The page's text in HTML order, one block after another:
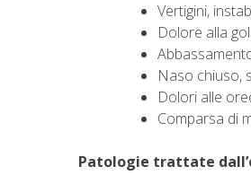
Vertigini,
Dolore alla
Naso chiuso,
Dolori alle
Comparsa di
Patologie trattate